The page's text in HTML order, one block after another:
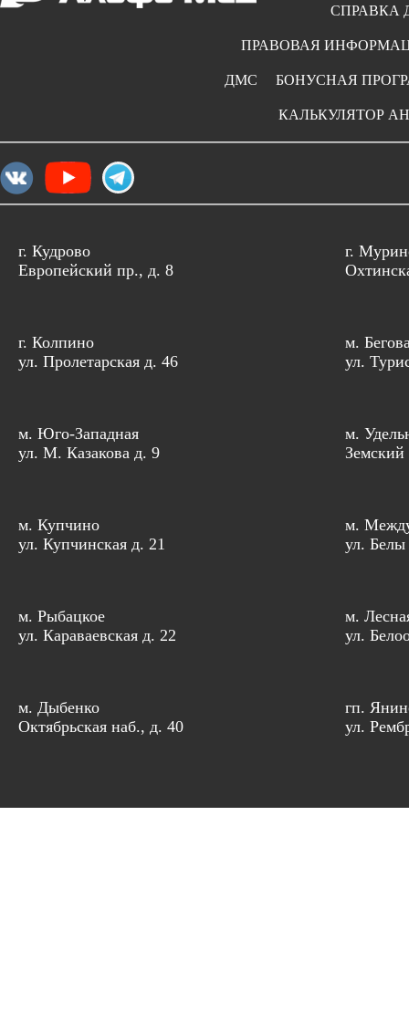
СПРАВКА
ПРАВОВАЯ
БОНУСНАЯ
ДМС
КАЛЬКУЛЯТОР
г. Кудрово
Европейский пр., д. 8
г.
г. Колпино
ул. Пролетарская д. 46
м.
ул.
м. Юго-Западная
ул. М. Казакова д. 9
м.
Земский
м. Купчино
ул. Купчинская д. 21
м.
ул.
м. Рыбацкое
ул. Караваевская д. 22
м.
ул.
м. Дыбенко
Октябрьская наб., д. 40
гп.
ул.